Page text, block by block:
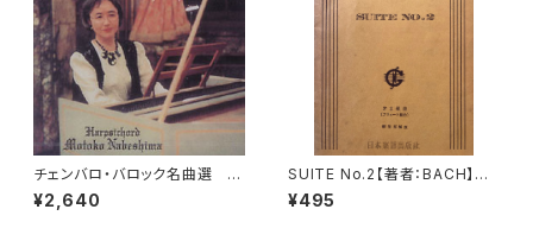
チェンバロ・バロック名曲選 G
olden Age of Harpsichord
Music 【演奏：鍋島元子】
¥2,640
SUITE No.2【著者：BACH】出
版社：日本楽譜出版社
¥495